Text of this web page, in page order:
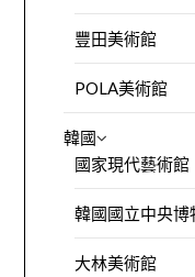
豐田美術館
POLA美術館
韓國
國家現代藝術館
韓國國立中央博
大林美術館